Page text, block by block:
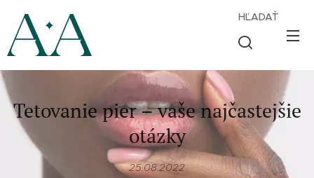
HĽADAŤ
Tetovanie pier – vaše najčastejšie
otázky
25.08.2022